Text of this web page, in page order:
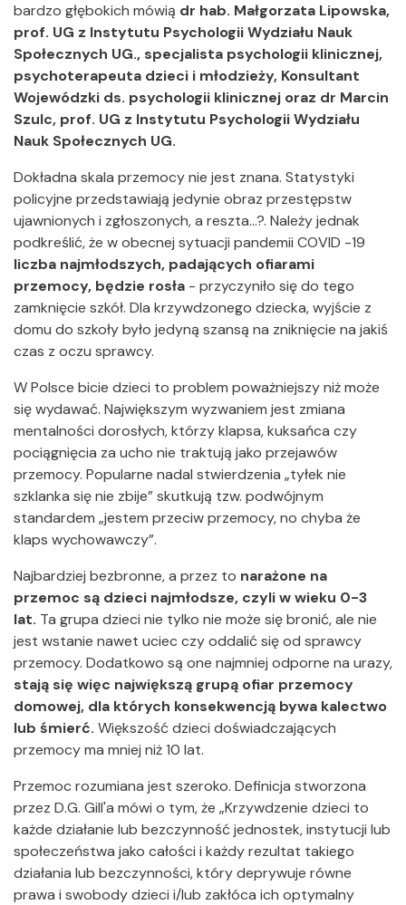
bardzo głębokich mówią dr hab. Małgorzata Lipowska,
prof. UG z Instytutu Psychologii Wydziału Nauk
Społecznych UG., specjalista psychologii klinicznej,
psychoterapeuta dzieci i młodzieży, Konsultant
Wojewódzki ds. psychologii klinicznej oraz dr Marcin
Szulc, prof. UG z Instytutu Psychologii Wydziału
Nauk Społecznych UG.
Dokładna skala przemocy nie jest znana. Statystyki
policyjne przedstawiają jedynie obraz przestępstw
ujawnionych i zgłoszonych, a reszta…?. Należy jednak
podkreślić, że w obecnej sytuacji pandemii COVID -19
liczba najmłodszych, padających ofiarami
przemocy, będzie rosła - przyczyniło się do tego
zamknięcie szkół. Dla krzywdzonego dziecka, wyjście z
domu do szkoły było jedyną szansą na zniknięcie na jakiś
czas z oczu sprawcy.
W Polsce bicie dzieci to problem poważniejszy niż może
się wydawać. Największym wyzwaniem jest zmiana
mentalności dorosłych, którzy klapsa, kuksańca czy
pociągnięcia za ucho nie traktują jako przejawów
przemocy. Popularne nadal stwierdzenia „tyłek nie
szklanka się nie zbije” skutkują tzw. podwójnym
standardem „jestem przeciw przemocy, no chyba że
klaps wychowawczy”.
Najbardziej bezbronne, a przez to narażone na
przemoc są dzieci najmłodsze, czyli w wieku 0-3
lat. Ta grupa dzieci nie tylko nie może się bronić, ale nie
jest wstanie nawet uciec czy oddalić się od sprawcy
przemocy. Dodatkowo są one najmniej odporne na urazy,
stają się więc największą grupą ofiar przemocy
domowej, dla których konsekwencją bywa kalectwo
lub śmierć. Większość dzieci doświadczających
przemocy ma mniej niż 10 lat.
Przemoc rozumiana jest szeroko. Definicja stworzona
przez D.G. Gill'a mówi o tym, że „Krzywdzenie dzieci to
każde działanie lub bezczynność jednostek, instytucji lub
społeczeństwa jako całości i każdy rezultat takiego
działania lub bezczynności, który deprywuje równe
prawa i swobody dzieci i/lub zakłóca ich optymalny